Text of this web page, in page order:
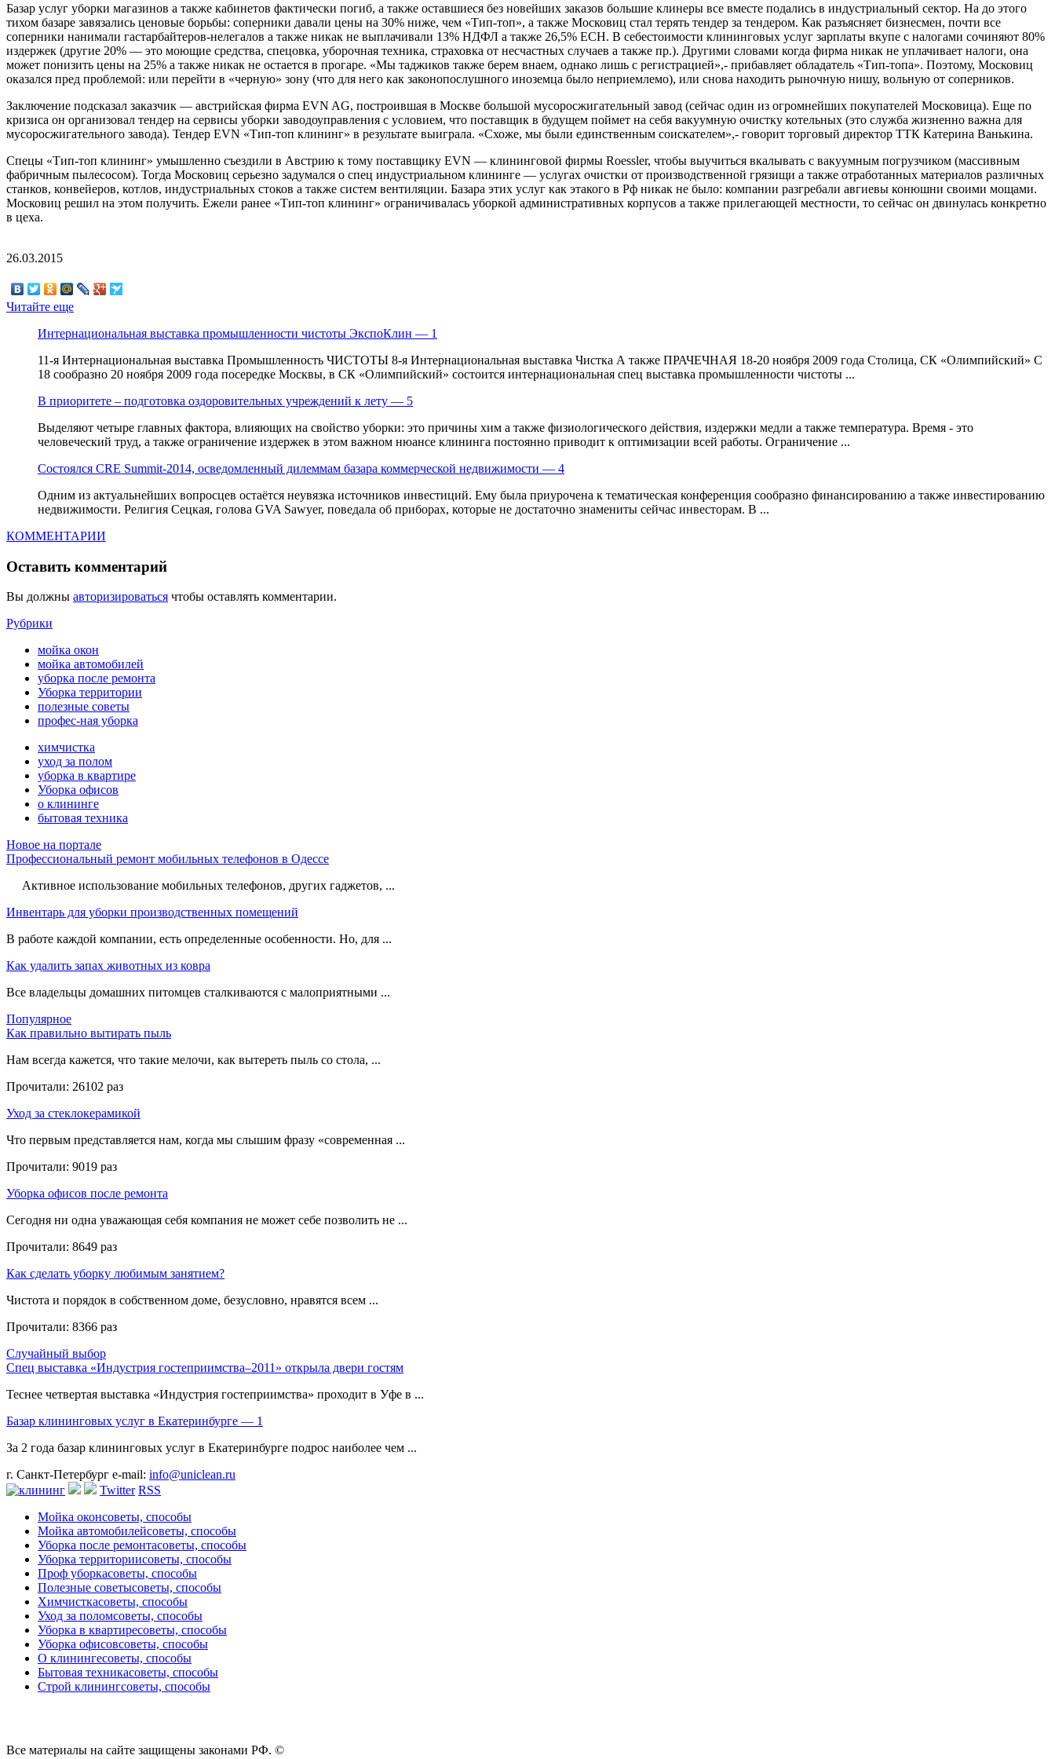
Базар услуг уборки магазинов а также кабинетов фактически погиб, а также оставшиеся без новейших заказов большие клинеры все вместе подались в индустриальный сектор. На до этого
тихом базаре завязались ценовые борьбы: соперники давали цены на 30% ниже, чем «Тип-топ», а также Московиц стал терять тендер за тендером. Как разъясняет бизнесмен, почти все
соперники нанимали гастарбайтеров-нелегалов а также никак не выплачивали 13% НДФЛ а также 26,5% ЕСН. В себестоимости клининговых услуг зарплаты вкупе с налогами сочиняют 80%
издержек (другие 20% — это моющие средства, спецовка, уборочная техника, страховка от несчастных случаев а также пр.). Другими словами когда фирма никак не уплачивает налоги, она
может понизить цены на 25% а также никак не остается в прогаре. «Мы таджиков также берем внаем, однако лишь с регистрацией»,- прибавляет обладатель «Тип-топа». Поэтому, Московиц
оказался пред проблемой: или перейти в «черную» зону (что для него как законопослушного иноземца было неприемлемо), или снова находить рыночную нишу, вольную от соперников.
Заключение подсказал заказчик — австрийская фирма EVN AG, построившая в Москве большой мусоросжигательный завод (сейчас один из огромнейших покупателей Московица). Еще по
кризиса он организовал тендер на сервисы уборки заводоуправления с условием, что поставщик в будущем поймет на себя вакуумную очистку котельных (это служба жизненно важна для
мусоросжигательного завода). Тендер EVN «Тип-топ клининг» в результате выиграла. «Схоже, мы были единственным соискателем»,- говорит торговый директор ТТК Катерина Ванькина.
Спецы «Тип-топ клининг» умышленно съездили в Австрию к тому поставщику EVN — клининговой фирмы Roessler, чтобы выучиться вкалывать с вакуумным погрузчиком (массивным
фабричным пылесосом). Тогда Московиц серьезно задумался о спец индустриальном клининге — услугах очистки от производственной грязищи а также отработанных материалов различных
станков, конвейеров, котлов, индустриальных стоков а также систем вентиляции. Базара этих услуг как этакого в Рф никак не было: компании разгребали авгиевы конюшни своими мощами.
Московиц решил на этом получить. Ежели ранее «Тип-топ клининг» ограничивалась уборкой административных корпусов а также прилегающей местности, то сейчас он двинулась конкретно
в цеха.
26.03.2015
Читайте еще
Интернациональная выставка промышленности чистоты ЭкспоКлин — 1
11-я Интернациональная выставка Промышленность ЧИСТОТЫ 8-я Интернациональная выставка Чистка А также ПРАЧЕЧНАЯ 18-20 ноября 2009 года Столица, СК «Олимпийский» С
18 сообразно 20 ноября 2009 года посередке Москвы, в СК «Олимпийский» состоится интернациональная спец выставка промышленности чистоты ...
В приоритете – подготовка оздоровительных учреждений к лету — 5
Выделяют четыре главных фактора, влияющих на свойство уборки: это причины хим а также физиологического действия, издержки медли а также температура. Время - это
человеческий труд, а также ограничение издержек в этом важном нюансе клининга постоянно приводит к оптимизации всей работы. Ограничение ...
Состоялся CRE Summit-2014, осведомленный дилеммам базара коммерческой недвижимости — 4
Одним из актуальнейших вопросцев остаётся неувязка источников инвестиций. Ему была приурочена к тематическая конференция сообразно финансированию а также инвестированию
недвижимости. Религия Сецкая, голова GVA Sawyer, поведала об приборах, которые не достаточно знамениты сейчас инвесторам. В ...
КОММЕНТАРИИ
Оставить комментарий
Вы должны авторизироваться чтобы оставлять комментарии.
Рубрики
мойка окон
мойка автомобилей
уборка после ремонта
Уборка территории
полезные советы
профес-ная уборка
химчистка
уход за полом
уборка в квартире
Уборка офисов
о клининге
бытовая техника
Новое на портале
Профессиональный ремонт мобильных телефонов в Одессе
Активное использование мобильных телефонов, других гаджетов, ...
Инвентарь для уборки производственных помещений
В работе каждой компании, есть определенные особенности. Но, для ...
Как удалить запах животных из ковра
Все владельцы домашних питомцев сталкиваются с малоприятными ...
Популярное
Как правильно вытирать пыль
Нам всегда кажется, что такие мелочи, как вытереть пыль со стола, ...
Прочитали: 26102 раз
Уход за стеклокерамикой
Что первым представляется нам, когда мы слышим фразу «современная ...
Прочитали: 9019 раз
Уборка офисов после ремонта
Сегодня ни одна уважающая себя компания не может себе позволить не ...
Прочитали: 8649 раз
Как сделать уборку любимым занятием?
Чистота и порядок в собственном доме, безусловно, нравятся всем ...
Прочитали: 8366 раз
Случайный выбор
Спец выставка «Индустрия гостеприимства–2011» открыла двери гостям
Теснее четвертая выставка «Индустрия гостеприимства» проходит в Уфе в ...
Базар клининговых услуг в Екатеринбурге — 1
За 2 года базар клининговых услуг в Екатеринбурге подрос наиболее чем ...
г. Санкт-Петербург e-mail: info@uniclean.ru
Twitter RSS
Мойка оконсоветы, способы
Мойка автомобилейсоветы, способы
Уборка после ремонтасоветы, способы
Уборка территориисоветы, способы
Проф уборкасоветы, способы
Полезные советысоветы, способы
Химчисткасоветы, способы
Уход за поломсоветы, способы
Уборка в квартиресоветы, способы
Уборка офисовсоветы, способы
О клинингесоветы, способы
Бытовая техникасоветы, способы
Строй клинингсоветы, способы
Все материалы на сайте защищены законами РФ. ©